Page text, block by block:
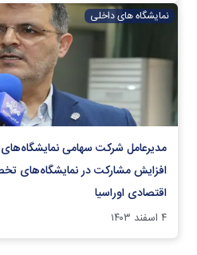
نمایشگاه های داخلی
مدیرعامل شرکت سهامی نمایشگاه‌های
افزایش مشارکت در نمایشگاه‌های
اقتصادی اوراسیا
۴ اسفند ۱۴۰۳